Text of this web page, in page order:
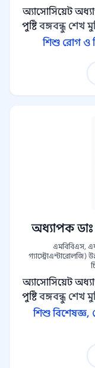
অ্যাসোসিয়েট
পুষ্টি বঙ্গবন্ধু শেখ
শিশু রোগ ও
অধ্যাপক
এমবিবিএস,
গ্যাস্ট্রোএন্টারোলজি)
অ্যাসোসিয়েট
পুষ্টি বঙ্গবন্ধু শেখ
শিশু বিশেষজ্ঞ,